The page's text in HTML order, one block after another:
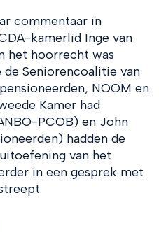
commentaar in
kamerlid Inge van
het hoorrecht was
Seniorencoalitie van
NOOM en
Kamer had
PCOB) en John
hadden de
van het
in een gesprek met